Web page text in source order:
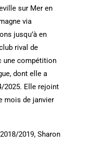
sur Mer en
via
jusqu’à en
rival de
une compétition
dont elle a
2025. Elle rejoint
mois de janvier
2019, Sharon